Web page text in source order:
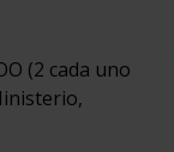
(2 cada uno